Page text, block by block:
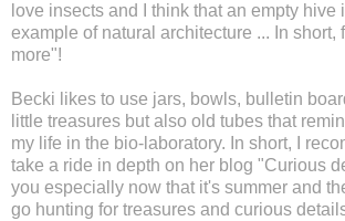
love insects and I think that an empty hive
example of natural architecture ... In short,
more"!
Becki likes to use jars, bowls, bulletin
little treasures but also old tubes that
my life in the bio-laboratory. In short, I
take a ride in depth on her blog "Curious
you especially now that it's summer and
go hunting for treasures and curious